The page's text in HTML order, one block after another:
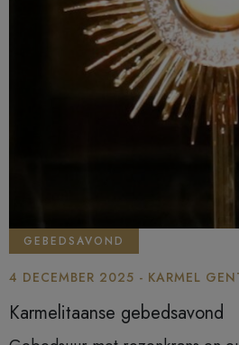
GEBEDSAVOND
4 DECEMBER 2025 - KARMEL
Karmelitaanse gebedsavond